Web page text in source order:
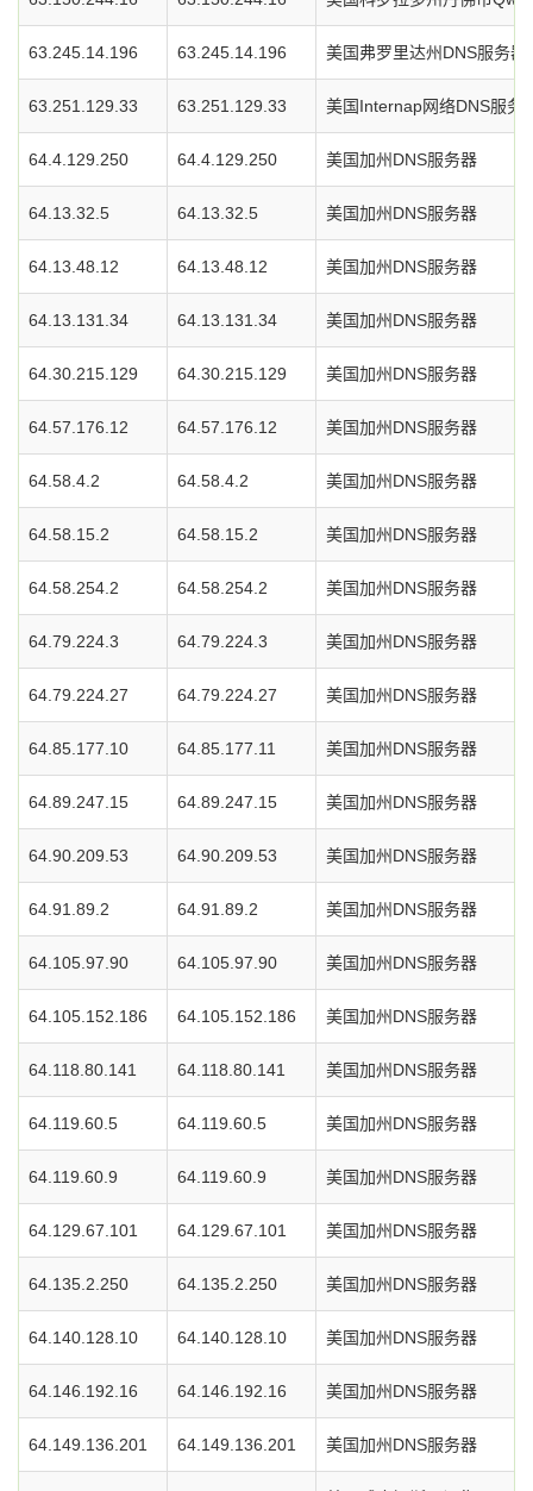
63.245.14.196 63.245.14.196 美国弗罗里达州DNS服务器
63.251.129.33 63.251.129.33 美国Internap网络DNS服务
64.4.129.250 64.4.129.250 美国加州DNS服务器
64.13.32.5 64.13.32.5 美国加州DNS服务器
64.13.48.12 64.13.48.12 美国加州DNS服务器
64.13.131.34 64.13.131.34 美国加州DNS服务器
64.30.215.129 64.30.215.129 美国加州DNS服务器
64.57.176.12 64.57.176.12 美国加州DNS服务器
64.58.4.2 64.58.4.2 美国加州DNS服务器
64.58.15.2 64.58.15.2 美国加州DNS服务器
64.58.254.2 64.58.254.2 美国加州DNS服务器
64.79.224.3 64.79.224.3 美国加州DNS服务器
64.79.224.27 64.79.224.27 美国加州DNS服务器
64.85.177.10 64.85.177.11 美国加州DNS服务器
64.89.247.15 64.89.247.15 美国加州DNS服务器
64.90.209.53 64.90.209.53 美国加州DNS服务器
64.91.89.2 64.91.89.2 美国加州DNS服务器
64.105.97.90 64.105.97.90 美国加州DNS服务器
64.105.152.186 64.105.152.186 美国加州DNS服务器
64.118.80.141 64.118.80.141 美国加州DNS服务器
64.119.60.5 64.119.60.5 美国加州DNS服务器
64.119.60.9 64.119.60.9 美国加州DNS服务器
64.129.67.101 64.129.67.101 美国加州DNS服务器
64.135.2.250 64.135.2.250 美国加州DNS服务器
64.140.128.10 64.140.128.10 美国加州DNS服务器
64.146.192.16 64.146.192.16 美国加州DNS服务器
64.149.136.201 64.149.136.201 美国加州DNS服务器